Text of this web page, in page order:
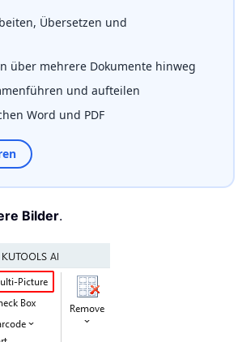
Übersetzen und
über mehrere Dokumente hinweg
und aufteilen
Word und PDF
Bilder.